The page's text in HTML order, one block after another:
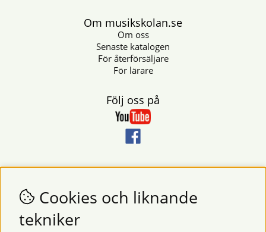
Om musikskolan.se
Om oss
Senaste katalogen
För återförsäljare
För lärare
Följ oss på
Nyhetsbrev
Vill du få nyheter och erbjudanden från oss? Fyll då i din e-
postadress i fältet nedan.
Cookies och liknande
tekniker